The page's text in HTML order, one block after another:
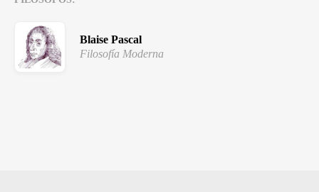
Blaise Pascal
Filosofía Moderna